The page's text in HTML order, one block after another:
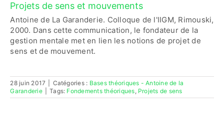
Projets de sens et mouvements
Antoine de La Garanderie. Colloque de l'IIGM, Rimouski,
2000. Dans cette communication, le fondateur de la
gestion mentale met en lien les notions de projet de
sens et de mouvement.
28 juin 2017 Catégories : Bases théoriques - Antoine de la
Garanderie
Tags: Fondements théoriques Projets de sens